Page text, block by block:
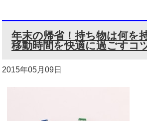
年末の帰省！持ち物は何を
移動時間を快適に過ごすコ
2015年05月09日